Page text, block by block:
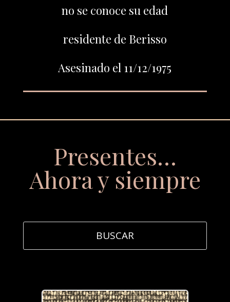
no se conoce su edad
residente de Berisso
Asesinado el 11/12/1975
Presentes…
Ahora y siempre